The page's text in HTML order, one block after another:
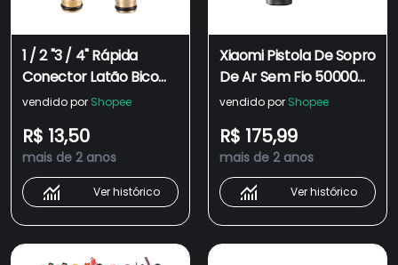
1 / 2 "3 / 4" Rápida
Conector Latão Bico
Torneira Pistola De
Rosca Macho / Fêmea
Adaptador De Torneira
Do Jardim 16mm
Conector De Engate
Rápido
vendido por Shopee
R$ 13,50
mais de 2 anos
Ver histórico
Xiaomi Pistola De Sopro
De Ar Sem Fio 50000
RPM Comprimido USB
Para Câmera De
Teclado De
Computador Portátil
vendido por Shopee
R$ 175,99
mais de 2 anos
Ver histórico